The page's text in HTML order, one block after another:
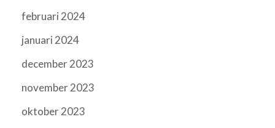
februari 2024
januari 2024
december 2023
november 2023
oktober 2023